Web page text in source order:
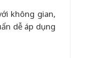
không gian,
dễ áp dụng